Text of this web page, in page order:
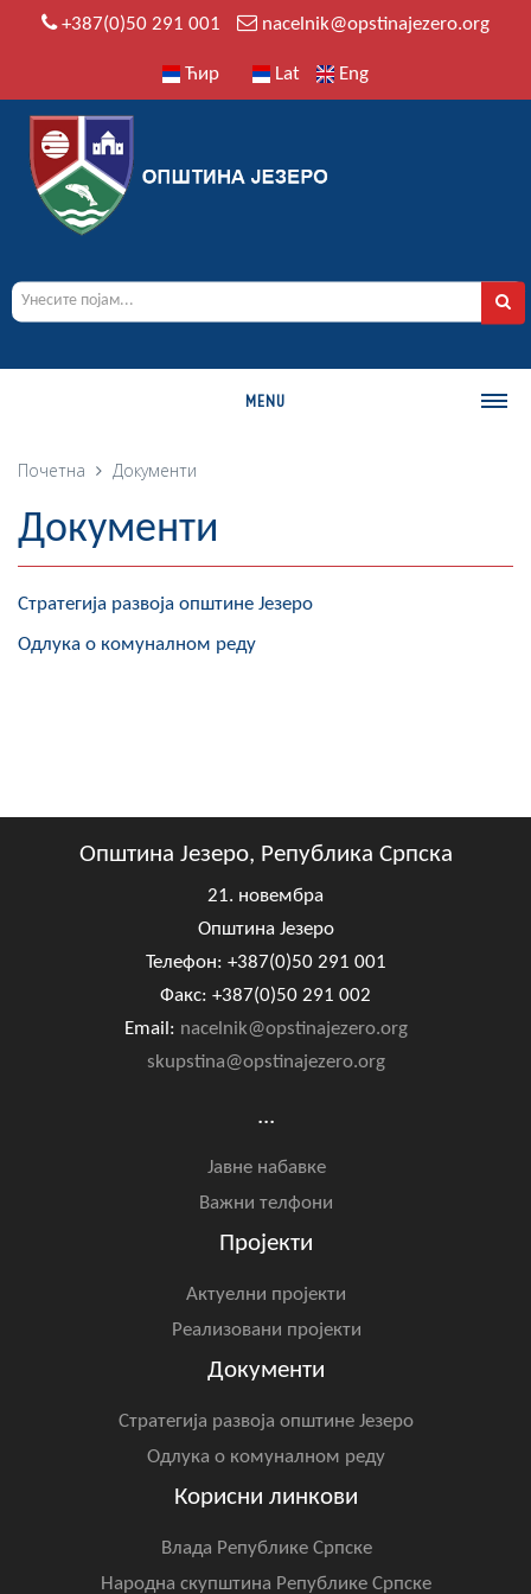
+387(0)50 291 001 nacelnik@opstinajezero.org
Ћир Lat Eng
MENU
Историја
Географија
Насељена мјеста
Замјеник начелника
Извјештај о раду начелника
СКУПШТИНА
Статут Општине
Службени Гласници
ОПШТИНСКА УПРАВА
ИНФО
Јавни позиви
Обавјештења
Заштита од пожара
Почетна Документи
Документи
Стратегија развоја општине Језеро
Одлука о комуналном реду
Општина Језеро, Република Српска
21. новембра
Општина Језеро
Телефон: +387(0)50 291 001
Факс: +387(0)50 291 002
Email: nacelnik@opstinajezero.org
skupstina@opstinajezero.org
...
Јавне набавке
Важни телфони
Пројекти
Актуелни пројекти
Реализовани пројекти
Документи
Стратегија развоја општине Језеро
Одлука о комуналном реду
Корисни линкови
Влада Републике Српске
Народна скупштина Републике Српске